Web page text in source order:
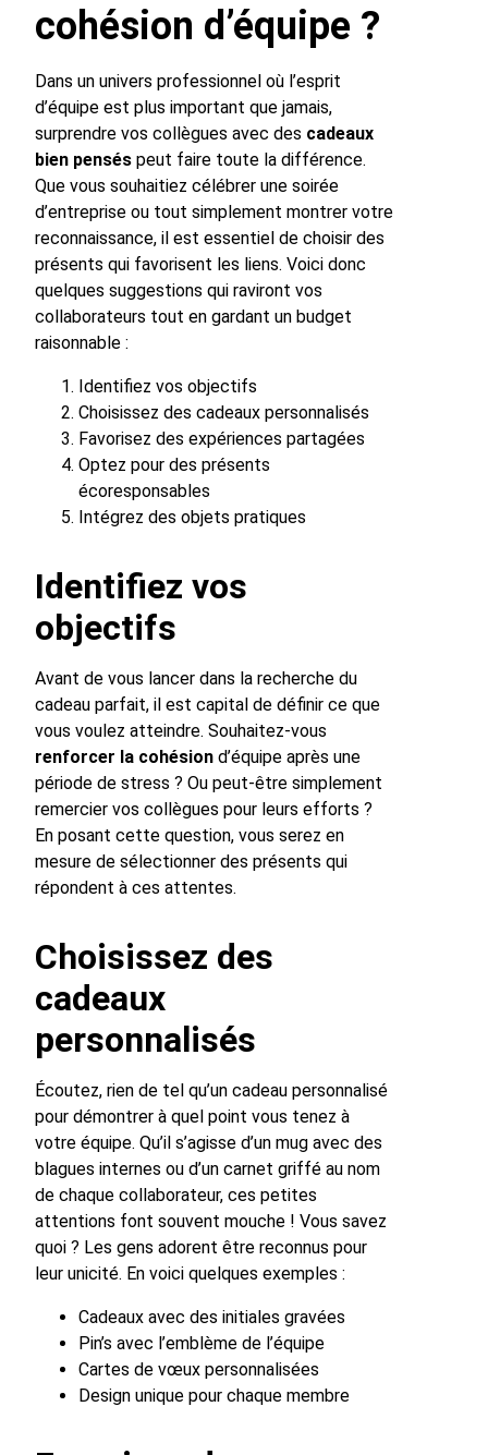
cohésion d’équipe ?
Dans un univers professionnel où l’esprit
d’équipe est plus important que jamais,
surprendre vos collègues avec des cadeaux
bien pensés peut faire toute la différence.
Que vous souhaitiez célébrer une soirée
d’entreprise ou tout simplement montrer votre
reconnaissance, il est essentiel de choisir des
présents qui favorisent les liens. Voici donc
quelques suggestions qui raviront vos
collaborateurs tout en gardant un budget
raisonnable :
Identifiez vos objectifs
Choisissez des cadeaux personnalisés
Favorisez des expériences partagées
Optez pour des présents
écoresponsables
Intégrez des objets pratiques
Identifiez vos
objectifs
Avant de vous lancer dans la recherche du
cadeau parfait, il est capital de définir ce que
vous voulez atteindre. Souhaitez-vous
renforcer la cohésion d’équipe après une
période de stress ? Ou peut-être simplement
remercier vos collègues pour leurs efforts ?
En posant cette question, vous serez en
mesure de sélectionner des présents qui
répondent à ces attentes.
Choisissez des
cadeaux
personnalisés
Écoutez, rien de tel qu’un cadeau personnalisé
pour démontrer à quel point vous tenez à
votre équipe. Qu’il s’agisse d’un mug avec des
blagues internes ou d’un carnet griffé au nom
de chaque collaborateur, ces petites
attentions font souvent mouche ! Vous savez
quoi ? Les gens adorent être reconnus pour
leur unicité. En voici quelques exemples :
Cadeaux avec des initiales gravées
Pin’s avec l’emblème de l’équipe
Cartes de vœux personnalisées
Design unique pour chaque membre